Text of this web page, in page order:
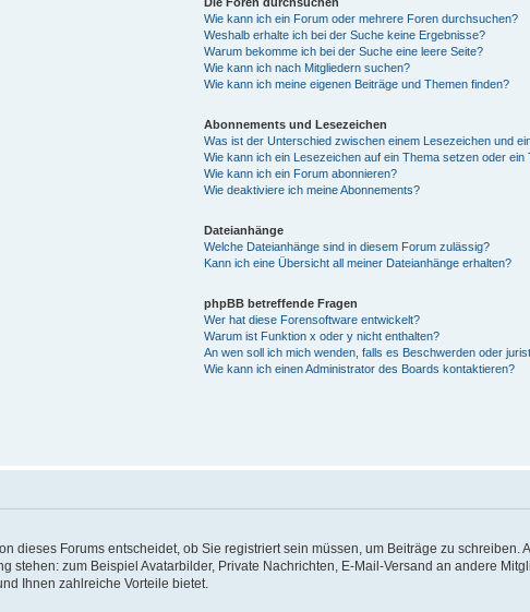
Wie kann ich ein Forum oder mehrere Foren durchsuchen?
Weshalb erhalte ich bei der Suche keine Ergebnisse?
Warum bekomme ich bei der Suche eine leere Seite?
Wie kann ich nach Mitgliedern suchen?
Wie kann ich meine eigenen Beiträge und Themen finden?
Abonnements und Lesezeichen
Was ist der Unterschied zwischen einem Lesezeichen und
Wie kann ich ein Lesezeichen auf ein Thema setzen oder ein
Wie kann ich ein Forum abonnieren?
Wie deaktiviere ich meine Abonnements?
Dateianhänge
Welche Dateianhänge sind in diesem Forum zulässig?
Kann ich eine Übersicht all meiner Dateianhänge erhalten?
phpBB betreffende Fragen
Wer hat diese Forensoftware entwickelt?
Warum ist Funktion x oder y nicht enthalten?
An wen soll ich mich wenden, falls es Beschwerden oder
Wie kann ich einen Administrator des Boards kontaktieren?
dieses Forums entscheidet, ob Sie registriert sein müssen, um Beiträge zu schreiben.
stehen: zum Beispiel Avatarbilder, Private Nachrichten, E-Mail-Versand an andere
Ihnen zahlreiche Vorteile bietet.